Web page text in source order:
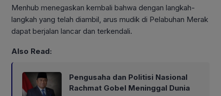
Menhub menegaskan kembali bahwa dengan langkah-
langkah yang telah diambil, arus mudik di Pelabuhan Merak
dapat berjalan lancar dan terkendali.
Also Read:
Pengusaha dan Politisi Nasional
Rachmat Gobel Meninggal Dunia